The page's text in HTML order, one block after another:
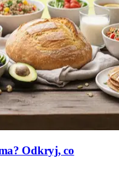
Odkryj, co